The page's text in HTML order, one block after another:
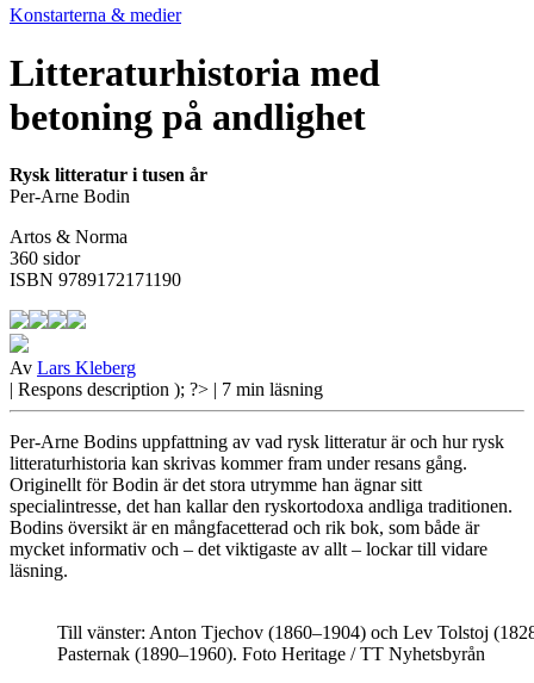
Konstarterna & medier
Litteraturhistoria med
betoning på andlighet
Rysk litteratur i tusen år
Per-Arne Bodin
Artos & Norma
360 sidor
ISBN 9789172171190
Av Lars Kleberg
| Respons description ); ?> | 7 min läsning
Per-Arne Bodins uppfattning av vad rysk litteratur är och hur rysk
litteraturhistoria kan skrivas kommer fram under resans gång.
Originellt för Bodin är det stora utrymme han ägnar sitt
specialintresse, det han kallar den ryskortodoxa andliga traditionen.
Bodins översikt är en mångfacetterad och rik bok, som både är
mycket informativ och – det viktigaste av allt – lockar till vidare
läsning.
Till vänster: Anton Tjechov (1860–1904) och Lev Tolstoj
Pasternak (1890–1960). Foto Heritage / TT Nyhetsbyrån